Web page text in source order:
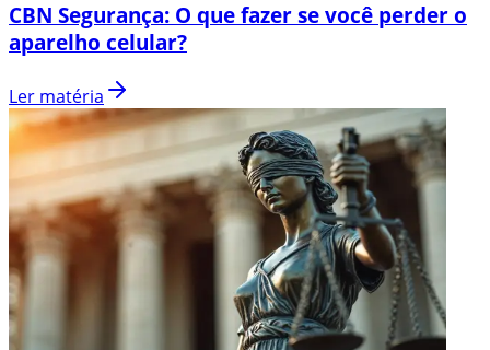
CBN Segurança: O que fazer se você perder o
aparelho celular?
Ler matéria